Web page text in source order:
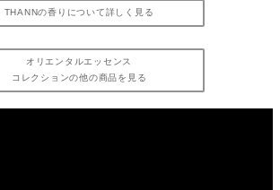
THANNの香りについて詳しく見る
オリエンタルエッセンス
コレクションの他の商品を見る